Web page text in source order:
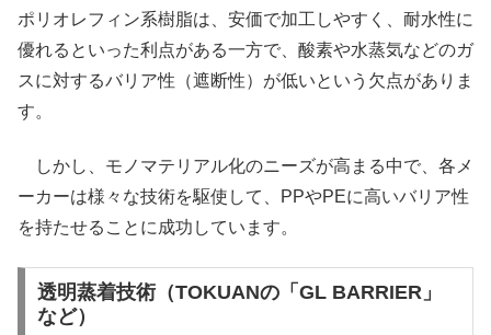
ポリオレフィン系樹脂は、安価で加工しやすく、耐水性に
優れるといった利点がある一方で、酸素や水蒸気などのガ
スに対するバリア性（遮断性）が低いという欠点がありま
す。
しかし、モノマテリアル化のニーズが高まる中で、各メ
ーカーは様々な技術を駆使して、PPやPEに高いバリア性
を持たせることに成功しています。
透明蒸着技術（TOKUANの「GL BARRIER」
など）